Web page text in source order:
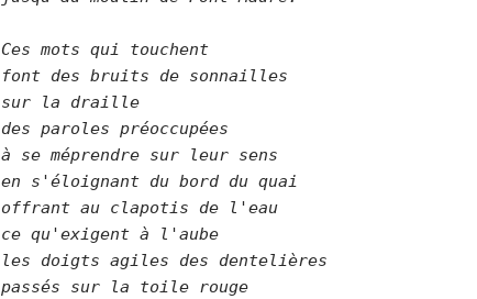
Ces mots qui touchent
font des bruits de sonnailles
sur la draille
des paroles préoccupées
à se méprendre sur leur sens
en s'éloignant du bord du quai
offrant au clapotis de l'eau
ce qu'exigent à l'aube
les doigts agiles des dentelières
passés sur la toile rouge